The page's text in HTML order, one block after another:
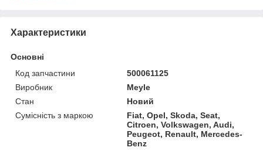
Характеристики
Основні
Код запчастини
500061125
Виробник
Meyle
Стан
Новий
Сумісність з маркою
Fiat, Opel, Skoda, Seat,
Citroen, Volkswagen, Audi,
Peugeot, Renault, Mercedes-
Benz